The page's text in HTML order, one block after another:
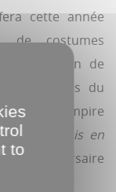
cette année
de costumes
confection de
et danses du
dans l’Empire
d’un Chinois en
e
anniversaire
to